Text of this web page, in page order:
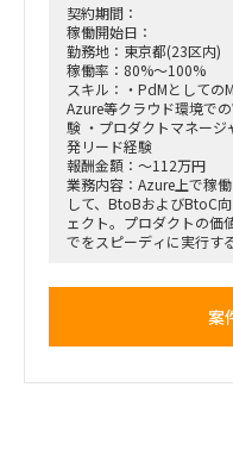
契約期間：
稼働開始日：
勤務地：東京都(23区内)
稼働率：80%～100%
スキル：・PdMとしての
Azure等クラウド環境で
験 ・プロダクトマネー
発リード経験
報酬金額：～112万円
業務内容：Azure上で稼
して、BtoBおよびBtoC
ェクト。プロダクトの価
でをスピーディに実行す
案